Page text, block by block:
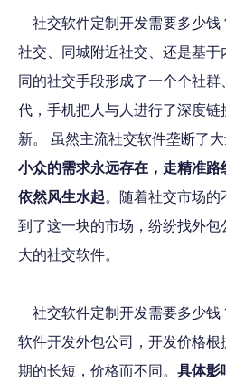
社交软件定制开发需要多少
社交、同城附近社交、还是基
同的社交手段形成了一个个社
代，手机把人与人进行了深度
新。 虽然主流社交软件垄断了
小众的需求永远存在，走精准
依然风生水起。随着社交市场
到了这一块的市场，纷纷找外
大的社交软件。
社交软件定制开发需要多少
软件开发外包公司，开发价格
期的长短，价格而不同。 具体影